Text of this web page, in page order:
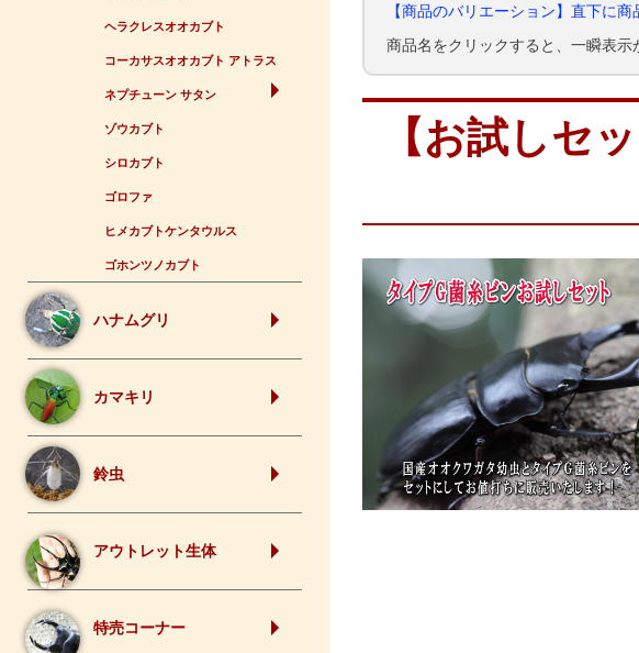
ヘラクレスオオカブト
コーカサスオオカブト アトラス
ネプチューン サタン
ゾウカブト
シロカブト
ゴロファ
ヒメカブトケンタウルス
ゴホンツノカブト
ハナムグリ
カマキリ
鈴虫
アウトレット生体
特売コーナー
【商品のバリエーション】直下に
商品名をクリックすると、一瞬表示
【お試しセ